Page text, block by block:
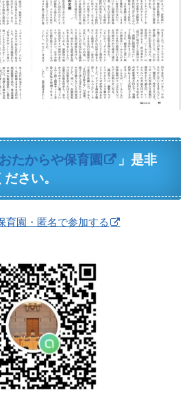
おたからや保育園
」是非
さい。
育園・匿名で参加する